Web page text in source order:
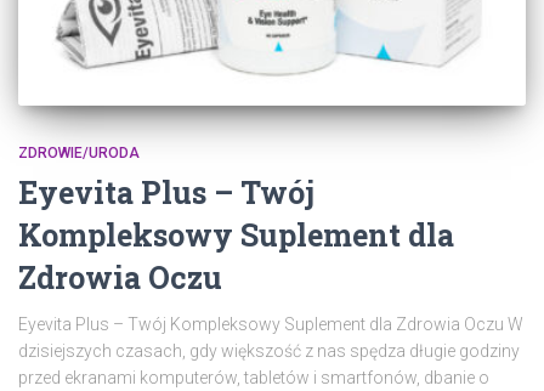
ZDROWIE/URODA
Eyevita Plus – Twój
Kompleksowy Suplement dla
Zdrowia Oczu
Eyevita Plus – Twój Kompleksowy Suplement dla Zdrowia Oczu W
dzisiejszych czasach, gdy większość z nas spędza długie godziny
przed ekranami komputerów, tabletów i smartfonów, dbanie o